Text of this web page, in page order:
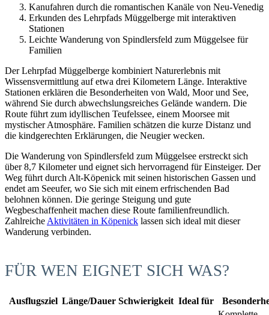
Kanufahren durch die romantischen Kanäle von Neu-Venedig
Erkunden des Lehrpfads Müggelberge mit interaktiven
Stationen
Leichte Wanderung von Spindlersfeld zum Müggelsee für
Familien
Der Lehrpfad Müggelberge kombiniert Naturerlebnis mit
Wissensvermittlung auf etwa drei Kilometern Länge. Interaktive
Stationen erklären die Besonderheiten von Wald, Moor und See,
während Sie durch abwechslungsreiches Gelände wandern. Die
Route führt zum idyllischen Teufelssee, einem Moorsee mit
mystischer Atmosphäre. Familien schätzen die kurze Distanz und
die kindgerechten Erklärungen, die Neugier wecken.
Die Wanderung von Spindlersfeld zum Müggelsee erstreckt sich
über 8,7 Kilometer und eignet sich hervorragend für Einsteiger. Der
Weg führt durch Alt-Köpenick mit seinen historischen Gassen und
endet am Seeufer, wo Sie sich mit einem erfrischenden Bad
belohnen können. Die geringe Steigung und gute
Wegbeschaffenheit machen diese Route familienfreundlich.
Zahlreiche Aktivitäten in Köpenick lassen sich ideal mit dieser
Wanderung verbinden.
FÜR WEN EIGNET SICH WAS?
Ausflugsziel Länge/Dauer Schwierigkeit Ideal für